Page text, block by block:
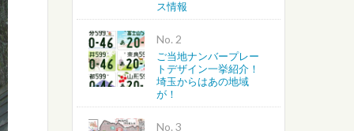
さいたま・川越・川口
上尾・桶川・北本・鴻巣・北
蓮田・白岡・久喜・幸手・
ス情報
No.
ご当地ナンバープレー
トデザイン一挙紹介！
埼玉からはあの地域
が！
No.